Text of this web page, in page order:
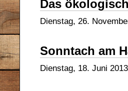
Das
Dienstag, 26.
Sonntach am
Dienstag, 18. Juni